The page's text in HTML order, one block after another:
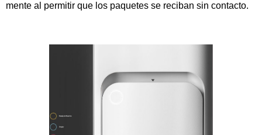
mente al permitir que los paquetes se reciban sin contacto.